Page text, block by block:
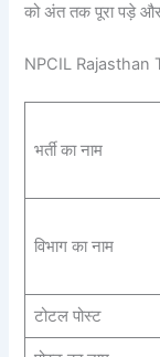
को अंत तक पूरा पड़े
NPCIL Rajasthan
भर्ती का नाम
विभाग का नाम
टोटल पोस्ट